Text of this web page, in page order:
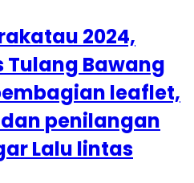
2024,
Tulang Bawang
leaflet,
penilangan
Lalu lintas